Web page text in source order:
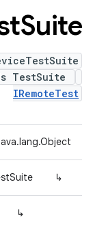
Suite
TestSuite
IRemoteTest
↳
↳